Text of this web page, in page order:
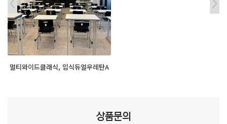
멀티와이드클래식, 입식듀얼우레탄A
상품문의